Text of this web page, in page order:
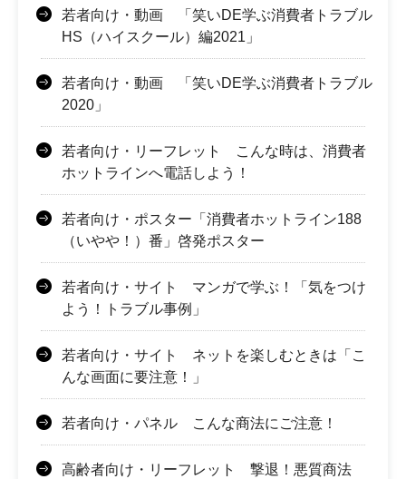
若者向け・動画 「笑いDE学ぶ消費者トラブル
HS（ハイスクール）編2021」
若者向け・動画 「笑いDE学ぶ消費者トラブル
2020」
若者向け・リーフレット こんな時は、消費者
ホットラインへ電話しよう！
若者向け・ポスター「消費者ホットライン188
（いやや！）番」啓発ポスター
若者向け・サイト マンガで学ぶ！「気をつけ
よう！トラブル事例」
若者向け・サイト ネットを楽しむときは「こ
んな画面に要注意！」
若者向け・パネル こんな商法にご注意！
高齢者向け・リーフレット 撃退！悪質商法